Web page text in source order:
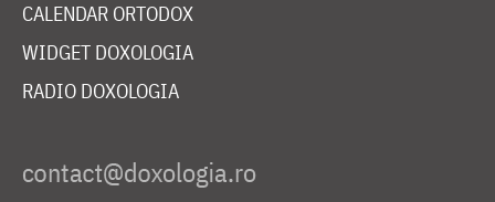
CALENDAR ORTODOX
WIDGET DOXOLOGIA
RADIO DOXOLOGIA